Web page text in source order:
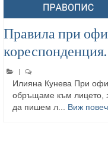
Правила при
Илияна Кунева При
обръщаме към лицето,
да пишем л... Виж